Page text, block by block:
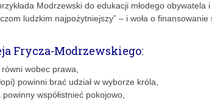
Modrzewski do edukacji młodego
ludzkim najpożytniejszy” – i woła o
Frycza-Modrzewskiego:
wobec prawa,
powinni brać udział w wyborze króla,
współistnieć pokojowo,